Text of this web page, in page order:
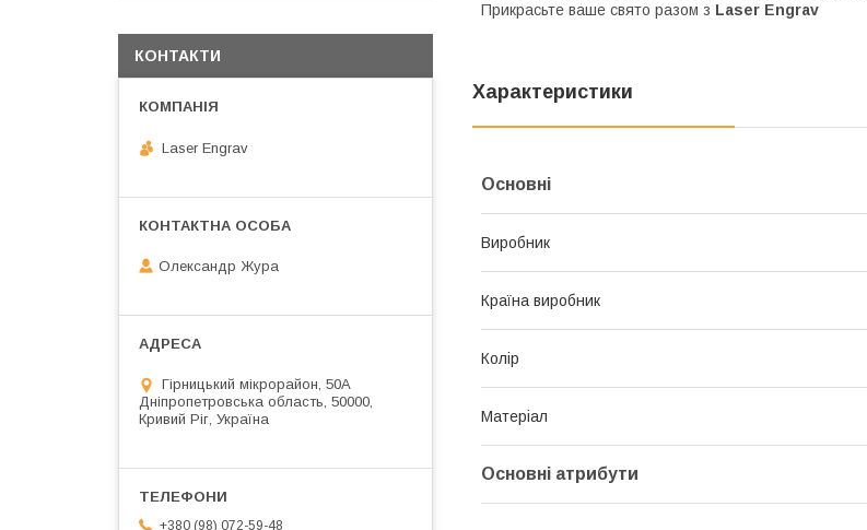
Прикрасьте ваше свято разом з Laser Engrav
Характеристики
Основні
Виробник
Країна виробник
Колір
Матеріал
Основні атрибути
КОНТАКТИ
Laser Engrav
Олександр Жура
Гірницький мікрорайон, 50А
Дніпропетровська область, 50000,
Кривий Ріг, Україна
+380 (98) 072-59-48